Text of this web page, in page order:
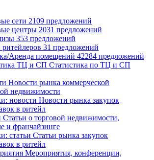
сети 2109 предложений
центры 2031 предложений
353 предложений
ритейлеров 31 предложений
Аренда помещений 42284 предложений
ТЦ и СП Статистика по ТЦ и СП
Новости рынка коммерческой
недвижимости
новости Новости рынка закупок
в ритейл
Статьи о торговой недвижимости,
и франчайзинге
статьи Статьи рынка закупок
в ритейл
Мероприятия, конференции,